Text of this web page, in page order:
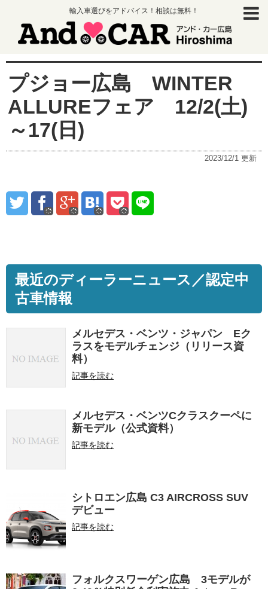
輸入車選びをアドバイス！相談は無料！
プジョー広島 WINTER
ALLUREフェア 12/2(土)
～17(日)
2023/12/1 更新
最近のディーラーニュース／認定中
古車情報
メルセデス・ベンツ・ジャパン Eク
ラスをモデルチェンジ（リリース資
料）
記事を読む
メルセデス・ベンツCクラスクーペに
新モデル（公式資料）
記事を読む
シトロエン広島 C3 AIRCROSS SUV
デビュー
記事を読む
フォルクスワーゲン広島 3モデルが